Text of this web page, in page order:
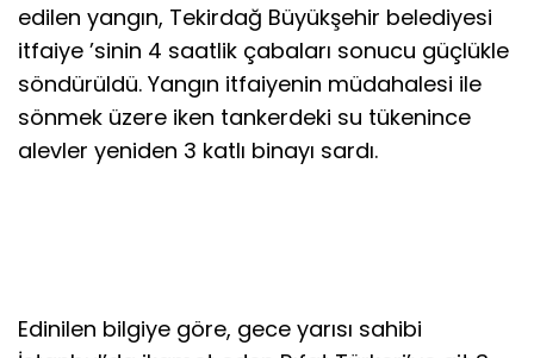
edilen yangın, Tekirdağ Büyükşehir belediyesi
itfaiye ’sinin 4 saatlik çabaları sonucu güçlükle
söndürüldü. Yangın itfaiyenin müdahalesi ile
sönmek üzere iken tankerdeki su tükenince
alevler yeniden 3 katlı binayı sardı.
Edinilen bilgiye göre, gece yarısı sahibi